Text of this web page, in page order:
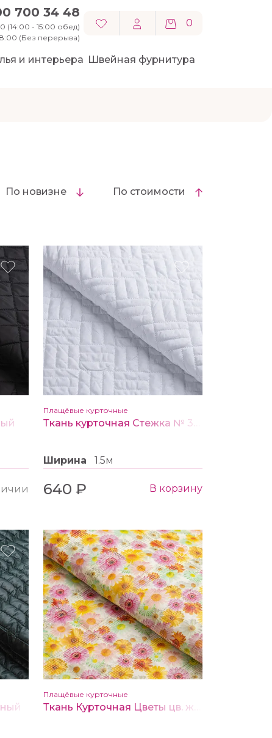
700 34 48
(14:00 - 15:00 обед)
(Без перерыва)
0
и интерьера Швейная фурнитура
По новизне По стоимости
Плащёвые курточные
Ширина 1.5м
640 ₽ В корзину
Плащёвые курточные